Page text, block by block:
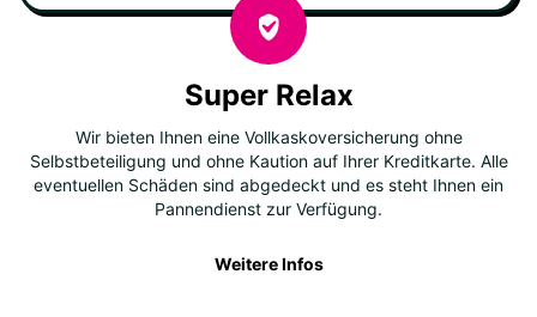
Super Relax
Wir bieten Ihnen eine Vollkaskoversicherung ohne
Selbstbeteiligung und ohne Kaution auf Ihrer Kreditkarte. Alle
eventuellen Schäden sind abgedeckt und es steht Ihnen ein
Pannendienst zur Verfügung.
Weitere Infos